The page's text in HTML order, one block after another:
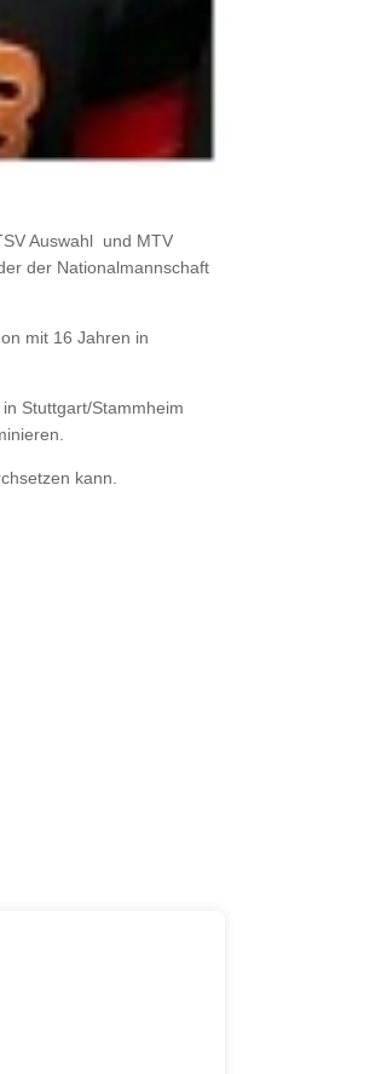
Auswahl und MTV
der Nationalmannschaft
mit 16 Jahren in
Stuttgart/Stammheim
kann.